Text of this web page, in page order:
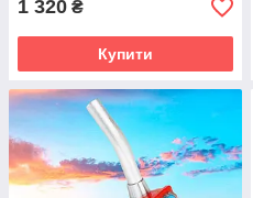
1 320 ₴
Купити